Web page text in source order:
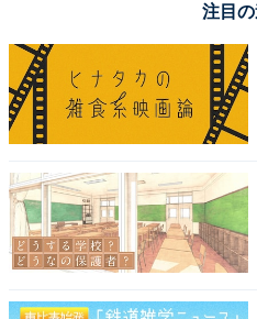
3.マイプロジェクト
4.自由の時間：緑豊かな公園
Emotional Learningのこと。
けではなく、EQ（
知能指数）にも焦点を当てた
注目